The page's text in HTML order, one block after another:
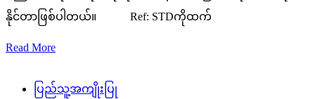
နိုင်တာဖြစ်ပါတယ်။ Ref: STDကိုထက်
Read More
ပြည်သူ့အကျိုးပြု